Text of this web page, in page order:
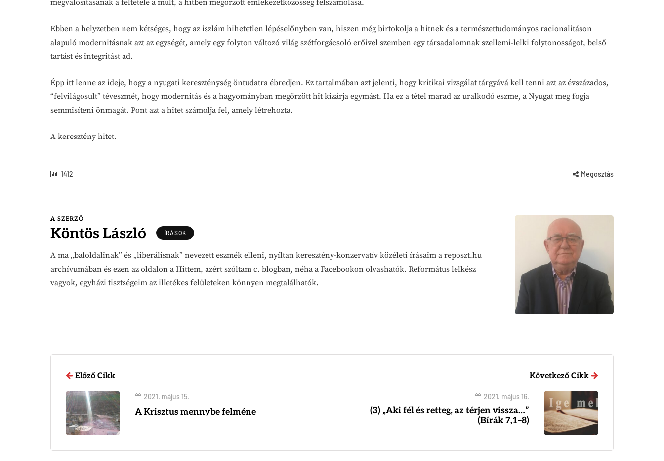
megvalósításának a feltétele a múlt, a hitben megőrzött emlékezetközösség felszámolása.
Ebben a helyzetben nem kétséges, hogy az iszlám hihetetlen lépéselőnyben van, hiszen még birtokolja a hitnek és a természettudományos racionalitáson
alapuló modernitásnak azt az egységét, amely egy folyton változó világ szétforgácsoló erőivel szemben egy társadalomnak szellemi-lelki folytonosságot, belső
tartást és integritást ad.
Épp itt lenne az ideje, hogy a nyugati kereszténység öntudatra ébredjen. Ez tartalmában azt jelenti, hogy kritikai vizsgálat tárgyává kell tenni azt az évszázados,
“felvilágosult” téveszmét, hogy modernitás és a hagyományban megőrzött hit kizárja egymást. Ha ez a tétel marad az uralkodó eszme, a Nyugat meg fogja
semmisíteni önmagát. Pont azt a hitet számolja fel, amely létrehozta.
A keresztény hitet.
1412 Megosztás
A SZERZŐ
Köntös László ÍRÁSOK
A ma „baloldalinak” és „liberálisnak” nevezett eszmék elleni, nyíltan keresztény-konzervatív közéleti írásaim a reposzt.hu
archívumában és ezen az oldalon a Hittem, azért szóltam c. blogban, néha a Facebookon olvashatók. Református lelkész
vagyok, egyházi tisztségeim az illetékes felületeken könnyen megtalálhatók.
Előző Cikk
2021. május 15.
A Krisztus mennybe felméne
Következő Cikk
2021. május 16.
(3) „Aki fél és retteg, az térjen vissza…”
(Bírák 7,1–8)